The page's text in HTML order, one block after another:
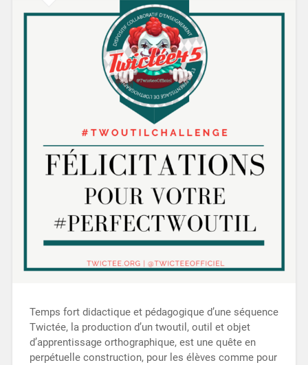
Temps fort didactique et pédagogique d’une séquence
Twictée, la production d’un twoutil, outil et objet
d’apprentissage orthographique, est une quête en
perpétuelle construction, pour les élèves comme pour